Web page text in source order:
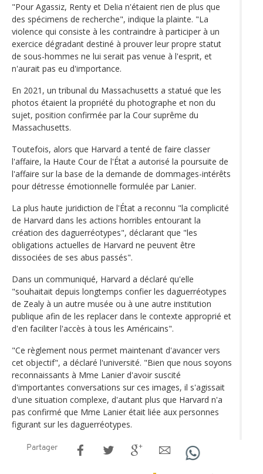
"Pour Agassiz, Renty et Delia n'étaient rien de plus que
des spécimens de recherche", indique la plainte. "La
violence qui consiste à les contraindre à participer à un
exercice dégradant destiné à prouver leur propre statut
de sous-hommes ne lui serait pas venue à l'esprit, et
n'aurait pas eu d'importance.
En 2021, un tribunal du Massachusetts a statué que les
photos étaient la propriété du photographe et non du
sujet, position confirmée par la Cour suprême du
Massachusetts.
Toutefois, alors que Harvard a tenté de faire classer
l'affaire, la Haute Cour de l'État a autorisé la poursuite de
l'affaire sur la base de la demande de dommages-intérêts
pour détresse émotionnelle formulée par Lanier.
La plus haute juridiction de l'État a reconnu "la complicité
de Harvard dans les actions horribles entourant la
création des daguerréotypes", déclarant que "les
obligations actuelles de Harvard ne peuvent être
dissociées de ses abus passés".
Dans un communiqué, Harvard a déclaré qu'elle
"souhaitait depuis longtemps confier les daguerréotypes
de Zealy à un autre musée ou à une autre institution
publique afin de les replacer dans le contexte approprié et
d'en faciliter l'accès à tous les Américains".
"Ce règlement nous permet maintenant d'avancer vers
cet objectif", a déclaré l'université. "Bien que nous soyons
reconnaissants à Mme Lanier d'avoir suscité
d'importantes conversations sur ces images, il s'agissait
d'une situation complexe, d'autant plus que Harvard n'a
pas confirmé que Mme Lanier était liée aux personnes
figurant sur les daguerréotypes.
Partager